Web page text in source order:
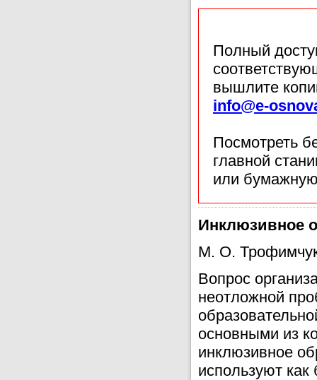
Полный
вышлите
info@e-
Посмотреть
главной
или
Инклюзивное
М. О.
Вопрос
неотложной
основными из
инклюзивное
используют